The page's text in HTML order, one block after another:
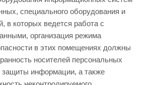
специального оборудования и
в которых ведется работа с
организация режима
в этих помещениях должны
носителей персональных
защиты информации, а также